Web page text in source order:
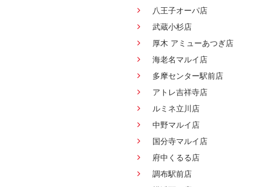
八王子オーパ店
武蔵小杉店
厚木 アミューあつぎ店
海老名マルイ店
多摩センター駅前店
アトレ吉祥寺店
ルミネ立川店
中野マルイ店
国分寺マルイ店
府中くるる店
調布駅前店